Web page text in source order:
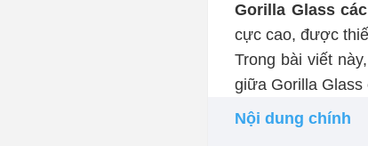
Gorilla Glass
cực cao, được
Trong bài viết
giữa Gorilla Glass
Nội dung chính